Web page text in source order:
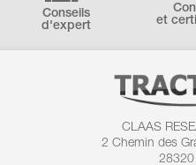
Conseils
d'expert
et
CLAAS
2 Chemin des
28320